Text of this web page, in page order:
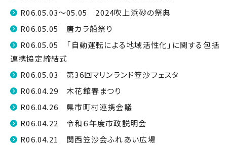
R06.05.03～05.05 2024吹上浜砂の祭典
R06.05.05 唐カラ船祭り
R06.05.05 「自動運転による地域活性化」に関する包括
連携協定締結式
R06.05.03 第36回マリンランド笠沙フェスタ
R06.04.29 木花館春まつり
R06.04.26 県市町村連携会議
R06.04.22 令和６年度市政説明会
R06.04.21 関西笠沙会ふれあい広場